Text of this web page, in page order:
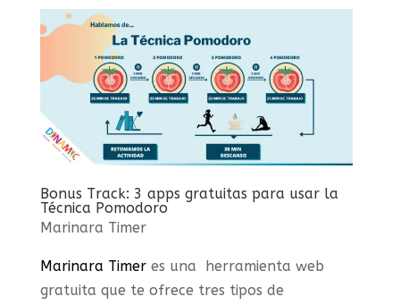
Bonus Track: 3 apps gratuitas para usar la
Técnica Pomodoro
Marinara Timer
Marinara Timeres una herramienta web
gratuita que te ofrece tres tipos de